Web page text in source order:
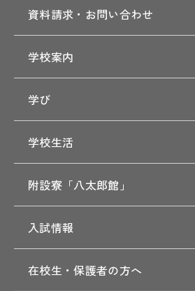
資料請求・お問い合わせ
学校案内
学び
学校生活
附設寮「八太郎館」
入試情報
在校生・保護者の方へ